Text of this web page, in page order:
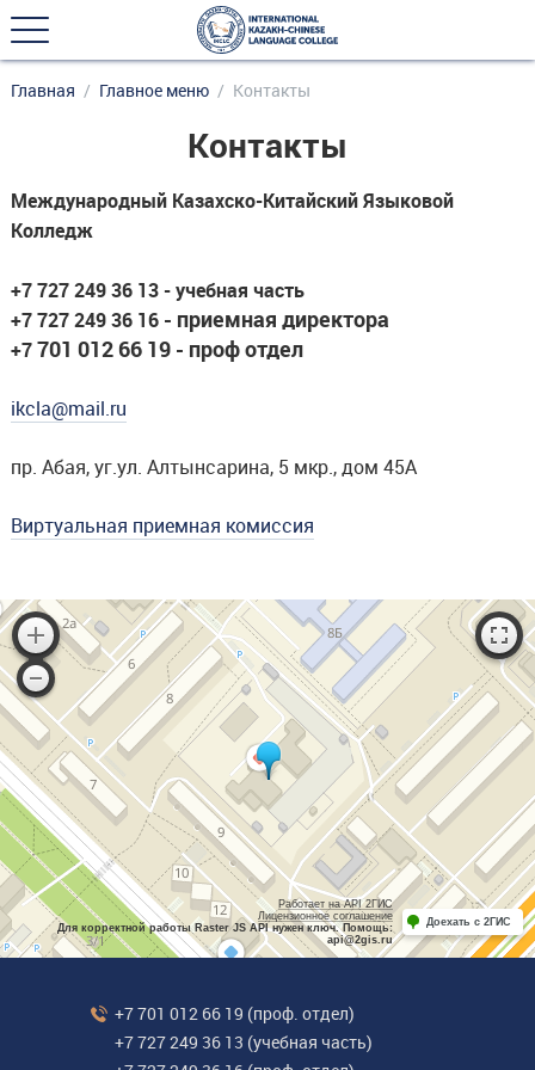
Главная Главное меню Контакты
Контакты
Международный Казахско-Китайский Языковой
Колледж
+7 727 249 36 13 - учебная часть
+7 727 249 36 16- приемная директора
+7701 012 66 19 - проф отдел
ikcla@mail.ru
пр. Абая, уг.ул. Алтынсарина, 5 мкр., дом 45А
Виртуальная приемная комиссия
Работает на API 2ГИС
Лицензионное соглашение
Для корректной работы Raster JS API нужен ключ. Помощь:
api@2gis.ru
Доехать с 2ГИС
+7 701 012 66 19 (проф. отдел)
+7 727 249 36 13 (учебная часть)